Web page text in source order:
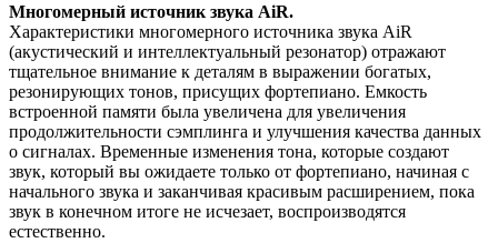
Многомерный источник звука AiR.
Характеристики многомерного источника звука AiR
(акустический и интеллектуальный резонатор) отражают
тщательное внимание к деталям в выражении богатых,
резонирующих тонов, присущих фортепиано. Емкость
встроенной памяти была увеличена для увеличения
продолжительности сэмплинга и улучшения качества данных
о сигналах. Временные изменения тона, которые создают
звук, который вы ожидаете только от фортепиано, начиная с
начального звука и заканчивая красивым расширением, пока
звук в конечном итоге не исчезает, воспроизводятся
естественно.